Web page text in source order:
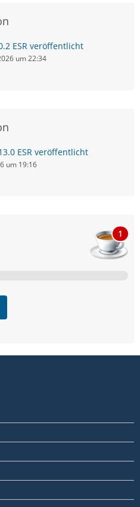
ESR veröffentlicht
um 22:34
ESR veröffentlicht
um 19:16
1